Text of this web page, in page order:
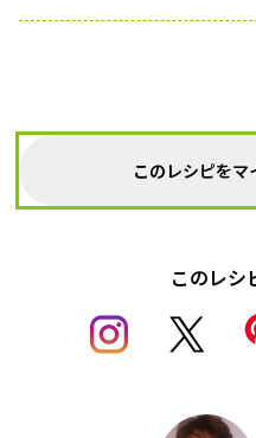
このレシピをマ
このレシ